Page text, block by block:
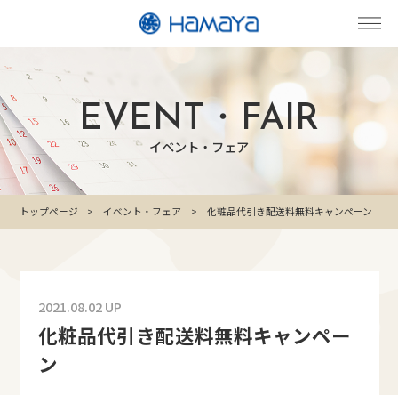
EVENT・FAIR
イベント・フェア
トップページ イベント・フェア 化粧品代引き配送料無料キャンペーン
2021.08.02 UP
化粧品代引き配送料無料キャンペー
ン